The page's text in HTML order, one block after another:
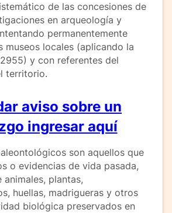
de las concesiones de
en arqueología y
permanentemente
museos locales (aplicando la
y con referentes del
territorio.
aviso sobre un
ingresar aquí
son aquellos que
o evidencias de vida pasada,
plantas,
huellas, madrigueras y otros
biológica preservados en